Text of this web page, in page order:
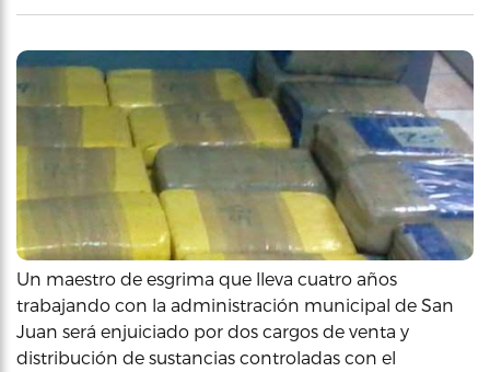
Un maestro de esgrima que lleva cuatro años
trabajando con la administración municipal de San
Juan será enjuiciado por dos cargos de venta y
distribución de sustancias controladas con el